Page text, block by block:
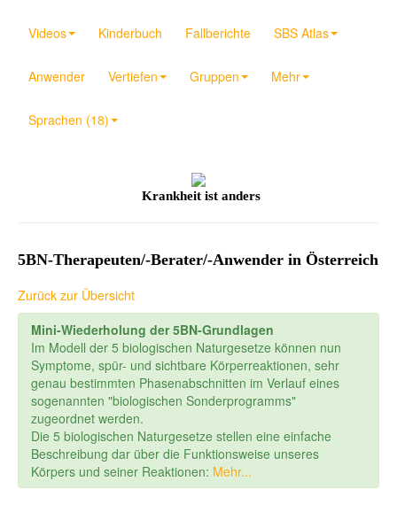
Videos Kinderbuch Fallberichte SBS Atlas
Anwender Vertiefen Gruppen Mehr
Sprachen (18)
Krankheit ist anders
5BN-Therapeuten/-Berater/-Anwender in Österreich
Zurück zur Übersicht
Mini-Wiederholung der 5BN-Grundlagen
Im Modell der 5 biologischen Naturgesetze können nun
Symptome, spür- und sichtbare Körperreaktionen, sehr
genau bestimmten Phasenabschnitten im Verlauf eines
sogenannten "biologischen Sonderprogramms"
zugeordnet werden.
Die 5 biologischen Naturgesetze stellen eine einfache
Beschreibung dar über die Funktionsweise unseres
Körpers und seiner Reaktionen: Mehr...